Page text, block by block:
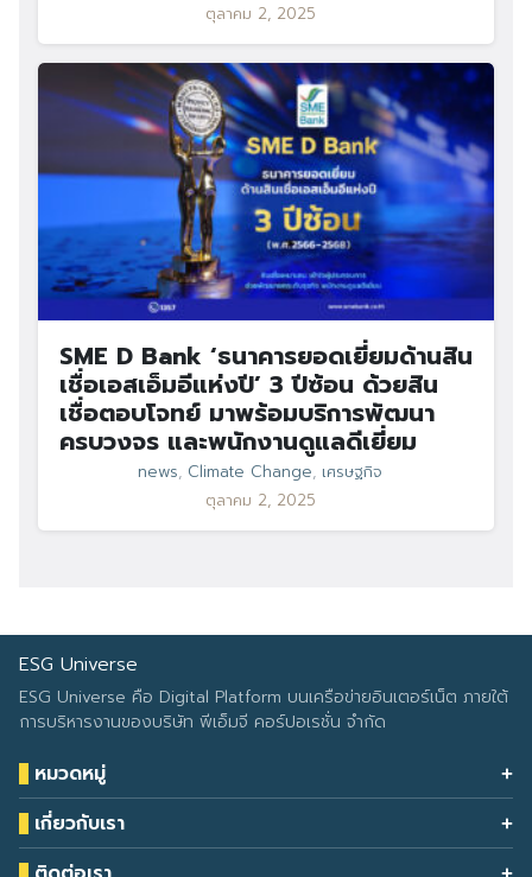
ตุลาคม 2, 2025
SME D Bank ‘ธนาคารยอดเยี่ยมด้านสิน
เชื่อเอสเอ็มอีแห่งปี’ 3 ปีซ้อน ด้วยสิน
เชื่อตอบโจทย์ มาพร้อมบริการพัฒนา
ครบวงจร และพนักงานดูแลดีเยี่ยม
news, Climate Change, เศรษฐกิจ
ตุลาคม 2, 2025
ESG Universe
ESG Universe คือ Digital Platform บนเครือข่ายอินเตอร์เน็ต ภายใต้
การบริหารงานของบริษัท พีเอ็มจี คอร์ปอเรชั่น จำกัด
หมวดหมู่
Health & Wellness
Eco Icon
ESG Data
เกี่ยวกับเรา
Our Services